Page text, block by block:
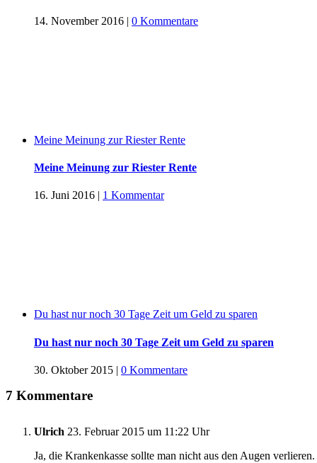
14. November 2016 | 0 Kommentare
Meine Meinung zur Riester Rente
Meine Meinung zur Riester Rente
16. Juni 2016 | 1 Kommentar
Du hast nur noch 30 Tage Zeit um Geld zu sparen
Du hast nur noch 30 Tage Zeit um Geld zu sparen
30. Oktober 2015 | 0 Kommentare
7 Kommentare
Ulrich 23. Februar 2015 um 11:22 Uhr
Ja, die Krankenkasse sollte man nicht aus den Augen